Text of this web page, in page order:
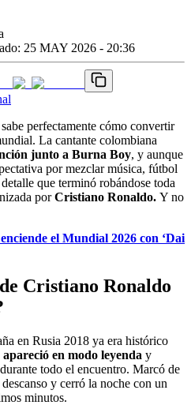
25 MAY 2026 - 20:36
perfectamente cómo convertir
La cantante colombiana
junto a Burna Boy, y aunque
por mezclar música, fútbol
que terminó robándose toda
porCristiano Ronaldo. Y no
el Mundial 2026 con ‘Dai
Cristiano Ronaldo
en Rusia 2018 ya era histórico
en modo leyenda y
todo el encuentro. Marcó de
y cerró la noche con un
minutos.